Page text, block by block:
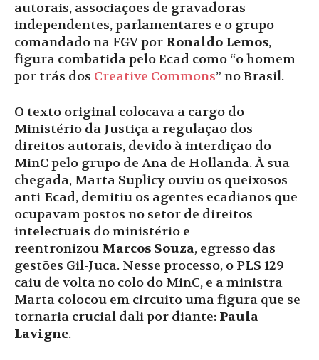
autorais, associações de gravadoras
independentes, parlamentares e o grupo
comandado na FGV por Ronaldo Lemos,
figura combatida pelo Ecad como “o homem
por trás dos Creative Commons” no Brasil.
O texto original colocava a cargo do
Ministério da Justiça a regulação dos
direitos autorais, devido à interdição do
MinC pelo grupo de Ana de Hollanda. À sua
chegada, Marta Suplicy ouviu os queixosos
anti-Ecad, demitiu os agentes ecadianos que
ocupavam postos no setor de direitos
intelectuais do ministério e
reentronizou Marcos Souza, egresso das
gestões Gil-Juca. Nesse processo, o PLS 129
caiu de volta no colo do MinC, e a ministra
Marta colocou em circuito uma figura que se
tornaria crucial dali por diante: Paula
Lavigne.